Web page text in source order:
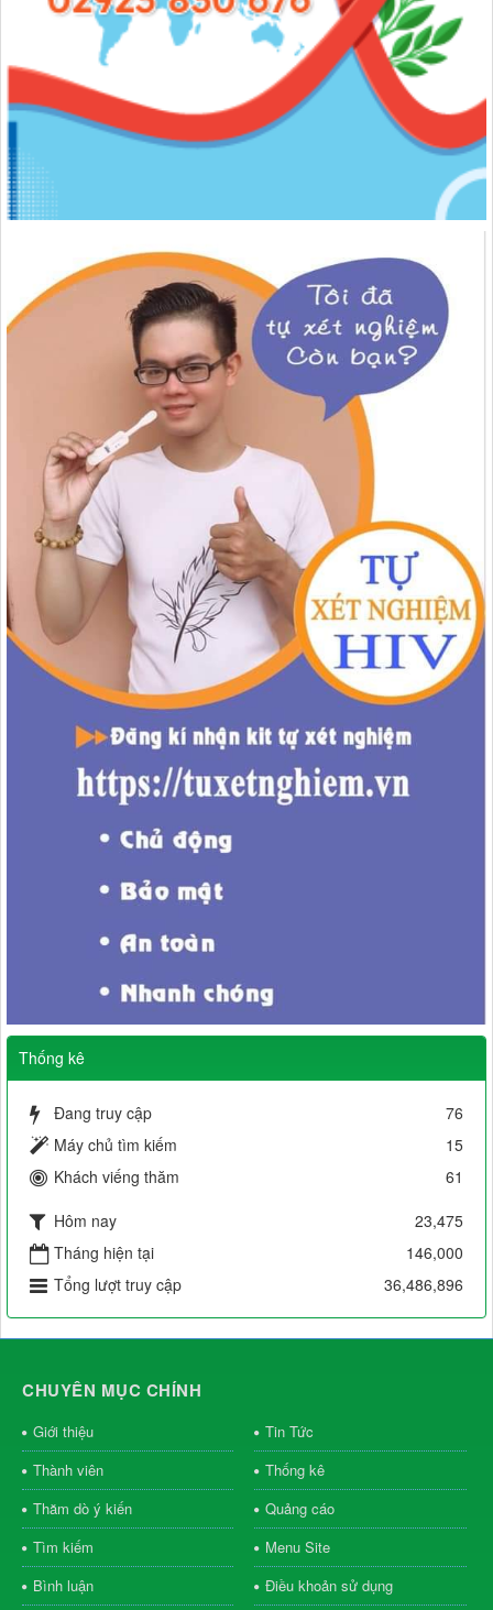
Thống kê
Đang truy cập
76
Máy chủ tìm kiếm
15
Khách viếng thăm
61
Hôm nay
23,475
Tháng hiện tại
146,000
Tổng lượt truy cập
36,486,896
CHUYÊN MỤC CHÍNH
Giới thiệu
Tin Tức
Thành viên
Thống kê
Thăm dò ý kiến
Quảng cáo
Tìm kiếm
Menu Site
Bình luận
Điều khoản sử dụng